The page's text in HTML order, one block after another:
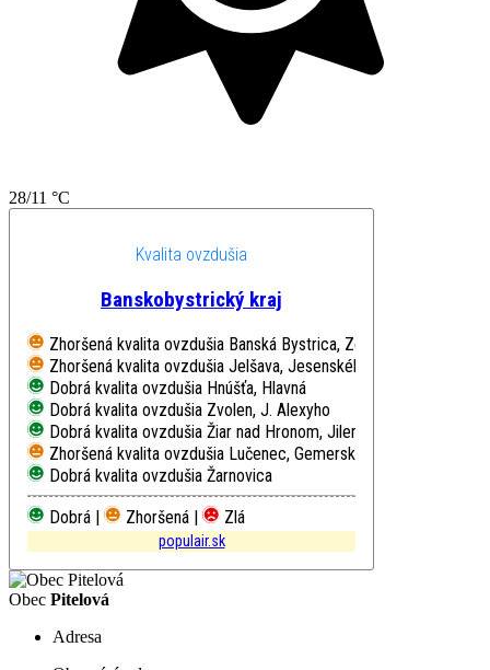
28/11 °C
Kvalita ovzdušia
Banskobystrický kraj
Zhoršená kvalita ovzdušia Banská Bystrica, Zelená
Zhoršená kvalita ovzdušia Jelšava, Jesenského
Dobrá kvalita ovzdušia Hnúšťa, Hlavná
Dobrá kvalita ovzdušia Zvolen, J. Alexyho
Dobrá kvalita ovzdušia Žiar nad Hronom, Jilemnického
Zhoršená kvalita ovzdušia Lučenec, Gemerská cesta
Dobrá kvalita ovzdušia Žarnovica
Dobrá |
Zhoršená | Zlá
populair.sk
Obec Pitelová
Adresa